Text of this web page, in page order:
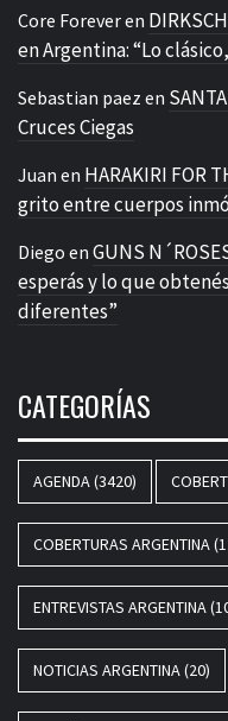
Core Foreveren
en Argentina: “Lo
Sebastian paez en
Cruces Ciegas
Juan en HARAKIRI FOR
grito entre cuerpos
Diego en GUNS
esperás y lo que
diferentes”
CATEGORÍAS
AGENDA(3420)
COBERTURAS ARGENTINA
ENTREVISTAS ARGENTINA
NOTICIAS ARGENTINA(20)